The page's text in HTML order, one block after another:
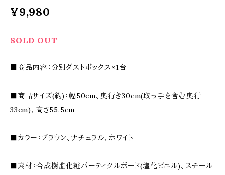
¥9,980
SOLD OUT
■商品内容：分別ダストボックス×1台
■商品サイズ(約)：幅50cm、奥行き30cm(取っ手を含む奥行
33cm)、高さ55.5cm
■カラー：ブラウン、ナチュラル、ホワイト
■素材：合成樹脂化粧パーティクルボード(塩化ビニル)、スチール